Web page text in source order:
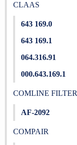
CLAAS
643 169.0
643 169.1
064.316.91
000.643.169.1
COMLINE FILTER
AF-2092
COMPAIR